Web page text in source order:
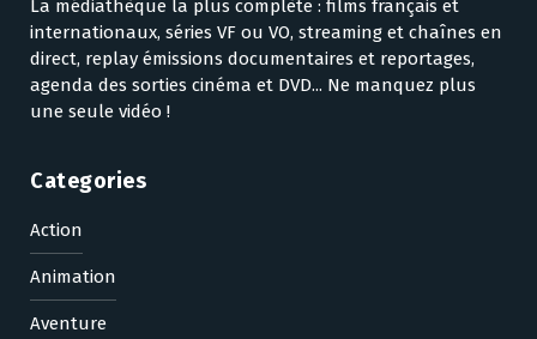
La médiathèque la plus complète : films français et
internationaux, séries VF ou VO, streaming et chaînes en
direct, replay émissions documentaires et reportages,
agenda des sorties cinéma et DVD... Ne manquez plus
une seule vidéo !
Categories
Action
Animation
Aventure